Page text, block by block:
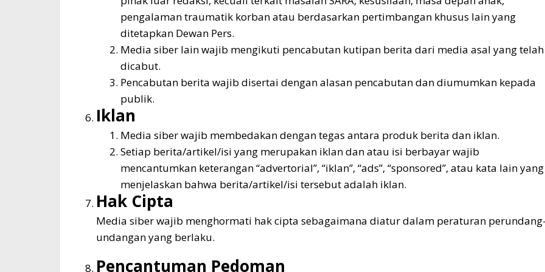
pengalaman traumatik korban atau berdasarkan pertimbangan khusus lain yang
ditetapkan Dewan Pers.
Media siber lain wajib mengikuti pencabutan kutipan berita dari media asal yang telah
dicabut.
Pencabutan berita wajib disertai dengan alasan pencabutan dan diumumkan kepada
publik.
Iklan
Media siber wajib membedakan dengan tegas antara produk berita dan iklan.
Setiap berita/artikel/isi yang merupakan iklan dan atau isi berbayar wajib
mencantumkan keterangan “advertorial”, “iklan”, “ads”, “sponsored”, atau kata lain yang
menjelaskan bahwa berita/artikel/isi tersebut adalah iklan.
Hak Cipta
Media siber wajib menghormati hak cipta sebagaimana diatur dalam peraturan
undangan yang berlaku.
Pencantuman Pedoman